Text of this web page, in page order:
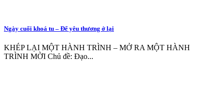
Ngày cuối khoá tu – Để yêu thương ở lại
KHÉP LẠI MỘT HÀNH TRÌNH – MỞ RA MỘT HÀNH
TRÌNH MỜI Chủ đề: Đạo...